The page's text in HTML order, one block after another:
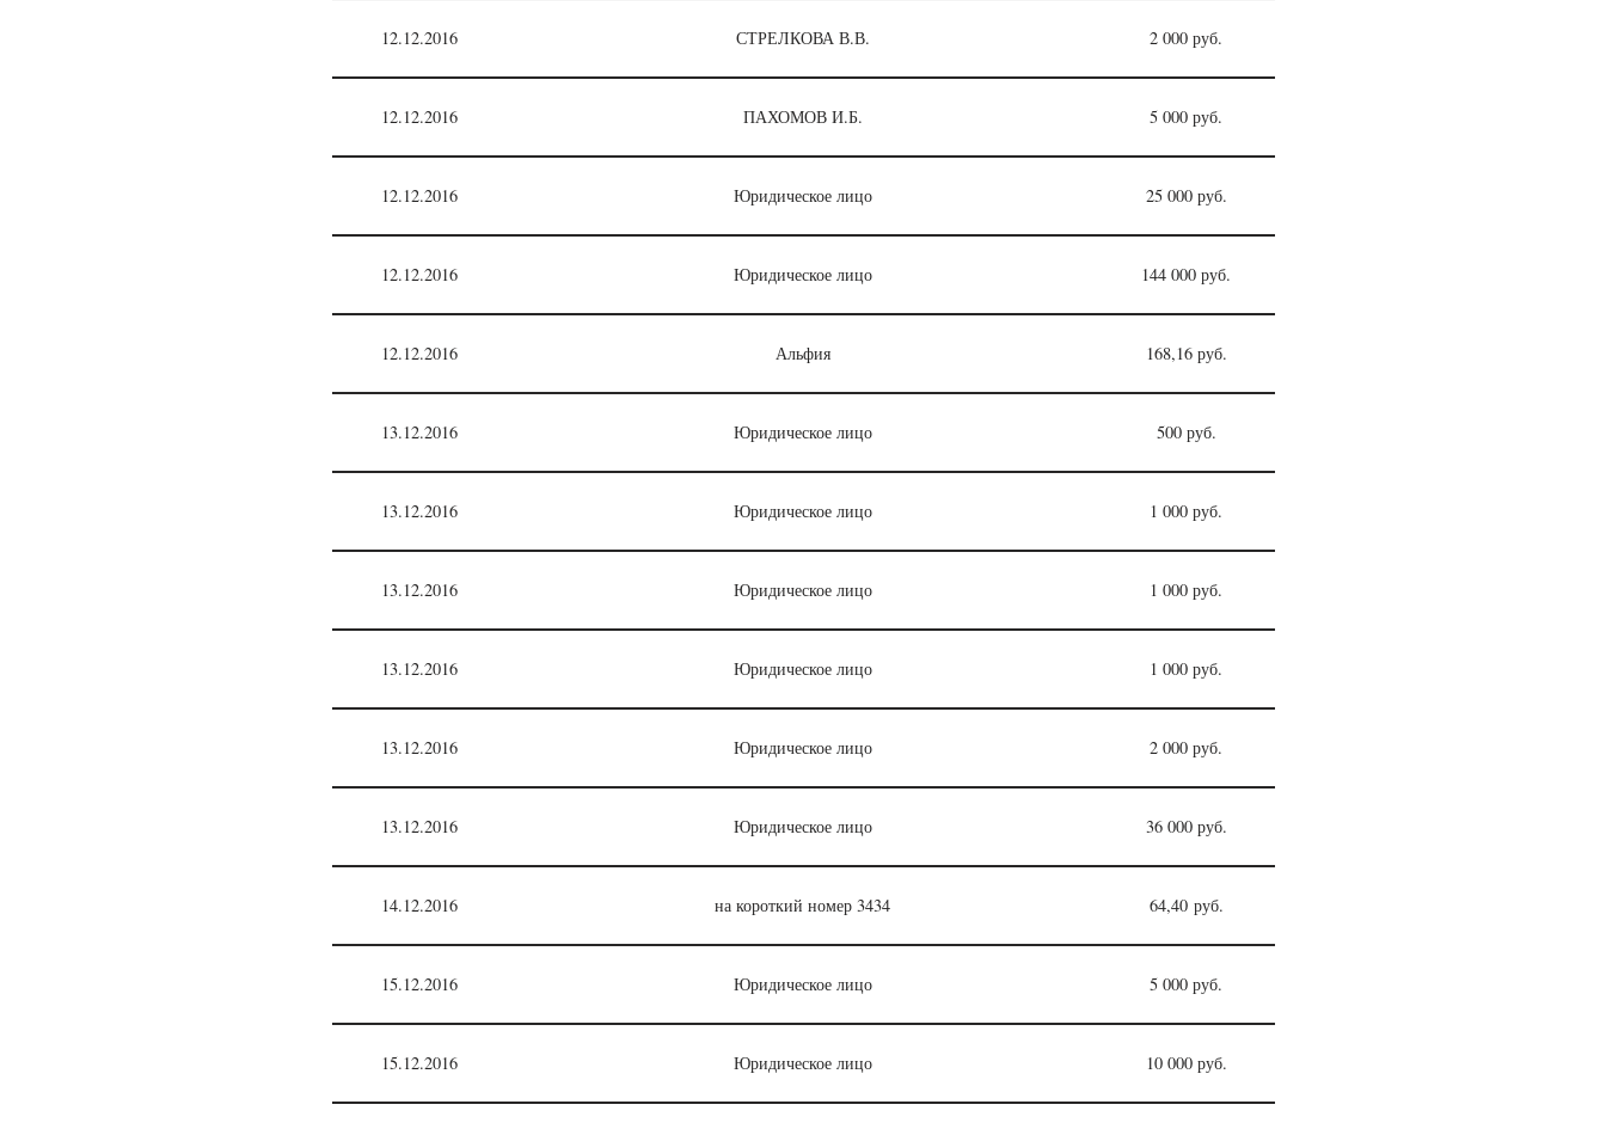
12.12.2016 СТРЕЛКОВА В.В. 2 000 руб.
12.12.2016 ПАХОМОВ И.Б. 5 000 руб.
12.12.2016 Юридическое лицо 25 000 руб.
12.12.2016 Юридическое лицо 144 000 руб.
12.12.2016 Альфия 168,16 руб.
13.12.2016 Юридическое лицо 500 руб.
13.12.2016 Юридическое лицо 1 000 руб.
13.12.2016 Юридическое лицо 1 000 руб.
13.12.2016 Юридическое лицо 1 000 руб.
13.12.2016 Юридическое лицо 2 000 руб.
13.12.2016 Юридическое лицо 36 000 руб.
14.12.2016 на короткий номер 3434 64,40 руб.
15.12.2016 Юридическое лицо 5 000 руб.
15.12.2016 Юридическое лицо 10 000 руб.